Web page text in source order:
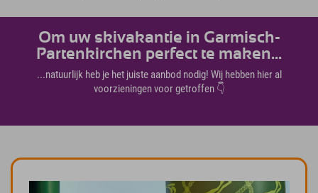
Om uw skivakantie in Garmisch-
Partenkirchen perfect te maken...
...natuurlijk heb je het juiste aanbod nodig! Wij hebben hier al
voorzieningen voor getroffen 👇